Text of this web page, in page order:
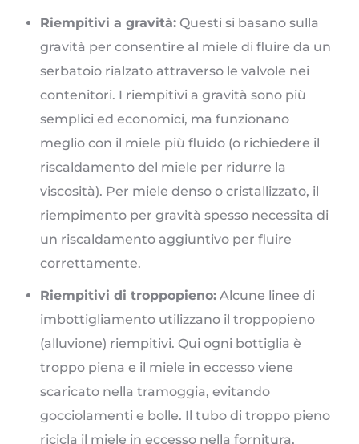
Riempitivi a gravità: Questi si basano sulla
gravità per consentire al miele di fluire da un
serbatoio rialzato attraverso le valvole nei
contenitori. I riempitivi a gravità sono più
semplici ed economici, ma funzionano
meglio con il miele più fluido (o richiedere il
riscaldamento del miele per ridurre la
viscosità). Per miele denso o cristallizzato, il
riempimento per gravità spesso necessita di
un riscaldamento aggiuntivo per fluire
correttamente.
Riempitivi di troppopieno: Alcune linee di
imbottigliamento utilizzano il troppopieno
(alluvione) riempitivi. Qui ogni bottiglia è
troppo piena e il miele in eccesso viene
scaricato nella tramoggia, evitando
gocciolamenti e bolle. Il tubo di troppo pieno
ricicla il miele in eccesso nella fornitura,